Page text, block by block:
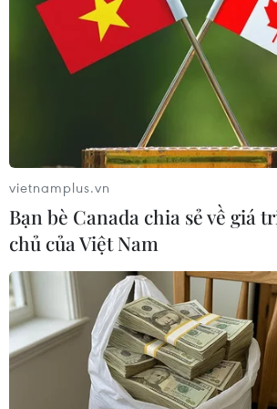
Italy và Hy Lạp trở thành
điểm nóng của virus Tây
NATO ưu
chuyển
phòng
06/08/2026
Thắt chặt tình hữu nghị
sắt son giữa các cựu
chuyên gia quân sự Nga với
06/08/2026 06:23
Anh
tra ban
trung
06/08/2026
vietnamplus.vn
Bạn bè Canada chia sẻ về giá
chủ của Việt Nam